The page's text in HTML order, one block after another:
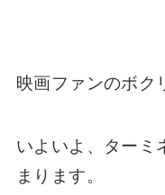
映画ファンのボク
いよいよ、ターミ
まります。